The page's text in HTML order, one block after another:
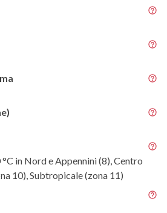
in Nord e Appennini (8), Centro
10), Subtropicale (zona 11)